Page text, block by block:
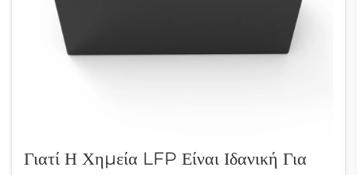
Γιατί Η Χημεία LFP Είναι Ιδανική Για